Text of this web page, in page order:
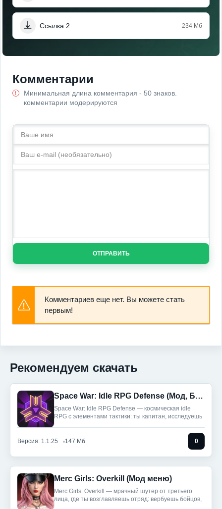
Ссылка 2 234 Мб
Комментарии
Минимальная длина комментария - 50 знаков.
комментарии модерируются
ОТПРАВИТЬ
Комментариев еще нет. Вы можете стать
первым!
Рекомендуем скачать
Space War: Idle RPG Defense (Мод, Бесплатные покупки)
Space War: Idle RPG Defense — космическая idle
RPG с элементами тактики: ты капитан, исследуешь
Версия: 1.1.25 147 Мб 0
Merc Girls: Overkill (Мод меню)
Merc Girls: Overkill — мрачный шутер от третьего
лица, где ты возглавляешь отряд: вербуешь бойцов,